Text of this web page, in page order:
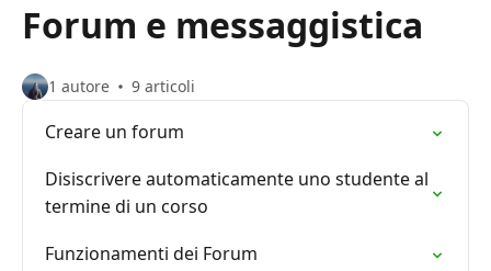
Forum e messaggistica
1 autore 9 articoli
Creare un forum
Disiscrivere automaticamente uno studente al
termine di un corso
Funzionamenti dei Forum